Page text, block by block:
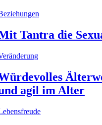
Tantra die
agil im Alter